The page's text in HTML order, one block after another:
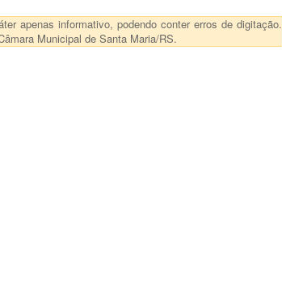
apenas informativo, podendo conter erros de digitação.
Municipal de Santa Maria/RS.